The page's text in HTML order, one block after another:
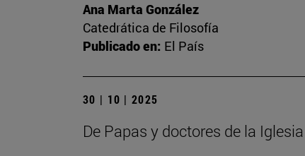
Ana Marta González
Catedrática de Filosofía
Publicado en: El País
30 | 10 | 2025
De Papas y doctores de la Iglesia